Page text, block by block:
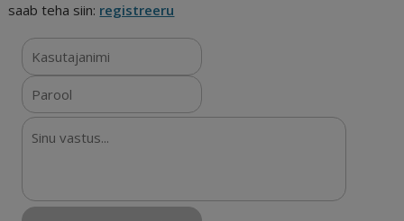
saab teha siin: registreeru